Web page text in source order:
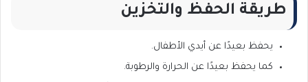
طريقة الحفظ والتخزين
يحفظ بعيدًا عن أيدي الأطفال.
كما يحفظ بعيدًا عن الحرارة والرطوبة.